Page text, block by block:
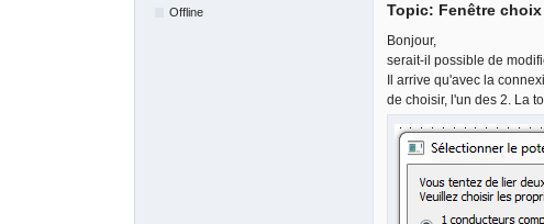
Offline Topic: Fenêtre
Bonjour,
serait-il possible de
Il arrive qu'avec la
de choisir, l'un des 2. La